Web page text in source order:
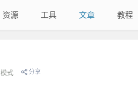
资源 工具 文章 教程
模式 分享